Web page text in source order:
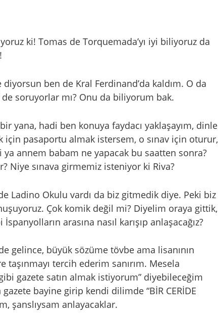
ki! Tomas de Torquemada’yı iyi biliyoruz da
ben de Kral Ferdinand’da kaldım. O da
de soruyorlar mı? Onu da biliyorum bak.
yana, hadi ben konuya faydacı yaklaşayım, dinle
için pasaportu almak istersem, o sınav için oturur,
ya annem babam ne yapacak bu saatten sonra?
Niye sınava girmemiz isteniyor ki Riva?
Ladino Okulu vardı da biz gitmedik diye. Peki biz
Çok komik değil mi? Diyelim oraya gittik,
arasına nasıl karışıp anlaşacağız?
gelince, büyük sözüme tövbe ama lisanının
tercih ederim sanırım. Mesela
gazete satın almak istiyorum” diyebileceğim
bayine girip kendi dilimde “BİR CERİDE
şanslıysam anlayacaklar.